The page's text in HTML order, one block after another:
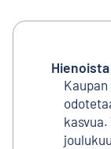
kasvua.